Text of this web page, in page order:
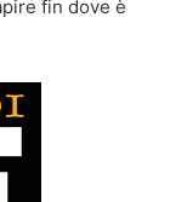
fin dove è